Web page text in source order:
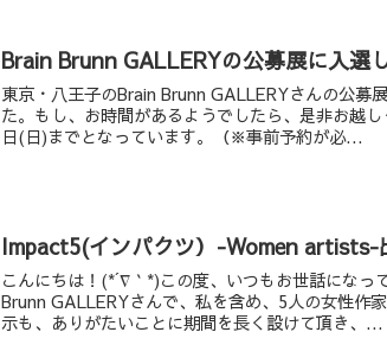
Brain Brunn GALLERYの公募展に入選
東京・八王子のBrain Brunn GALLERYさんの公募
た。もし、お時間があるようでしたら、是非お越
日(日)までとなっています。（※事前予約が必...
Impact5(インパクツ）-Women artists-
こんにちは！(*´∇｀*)この度、いつもお世話にな
Brunn GALLERYさんで、私を含め、5人の女性作
示も、ありがたいことに期間を長く設けて頂き、...